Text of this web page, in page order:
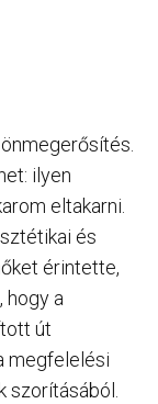
ilyen
eltakarni.
és
érintette,
hogy a
út
megfelelési
szorításából.